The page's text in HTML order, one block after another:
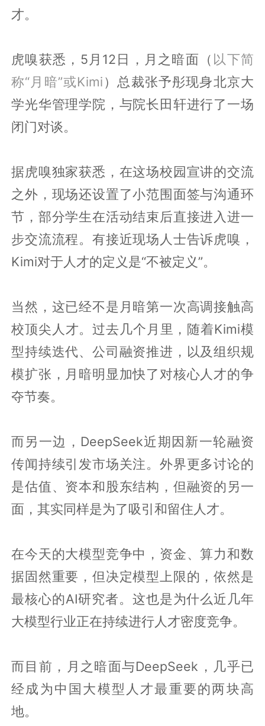
才。
虎嗅获悉，5月12日，月之暗面（ 以下简
称“月暗”或Kimi）总裁张予彤现身北京大
学光华管理学院，与院长田轩进行了一场
闭门对谈。
据虎嗅独家获悉，在这场校园宣讲的交流
之外，现场还设置了小范围面签与沟通环
节，部分学生在活动结束后直接进入进一
步交流流程。有接近现场人士告诉虎嗅，
Kimi对于人才的定义是“不被定义”。
当然，这已经不是月暗第一次高调接触高
校顶尖人才。过去几个月里，随着Kimi模
型持续迭代、公司融资推进，以及组织规
模扩张，月暗明显加快了对核心人才的争
夺节奏。
而另一边，DeepSeek近期因新一轮融资
传闻持续引发市场关注。外界更多讨论的
是估值、资本和股东结构，但融资的另一
面，其实同样是为了吸引和留住人才。
在今天的大模型竞争中，资金、算力和数
据固然重要，但决定模型上限的，依然是
最核心的AI研究者。这也是为什么近几年
大模型行业正在持续进行人才密度竞争。
而目前，月之暗面与DeepSeek，几乎已
经成为中国大模型人才最重要的两块高
地。